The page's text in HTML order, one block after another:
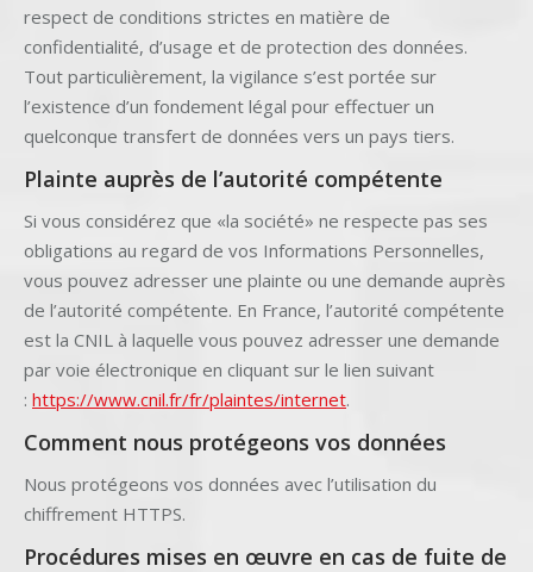
respect de conditions strictes en matière de
confidentialité, d’usage et de protection des données.
Tout particulièrement, la vigilance s’est portée sur
l’existence d’un fondement légal pour effectuer un
quelconque transfert de données vers un pays tiers.
Plainte auprès de l’autorité compétente
Si vous considérez que «la société» ne respecte pas ses
obligations au regard de vos Informations Personnelles,
vous pouvez adresser une plainte ou une demande auprès
de l’autorité compétente. En France, l’autorité compétente
est la CNIL à laquelle vous pouvez adresser une demande
par voie électronique en cliquant sur le lien suivant
: https://www.cnil.fr/fr/plaintes/internet.
Comment nous protégeons vos données
Nous protégeons vos données avec l’utilisation du
chiffrement HTTPS.
Procédures mises en œuvre en cas de fuite de